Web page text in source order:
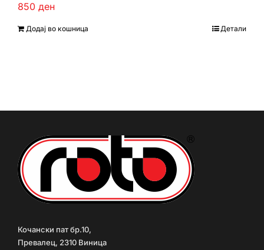
850 ден
Додај во кошница Детали
Кочански пат бр.10,
Превалец, 2310 Виница